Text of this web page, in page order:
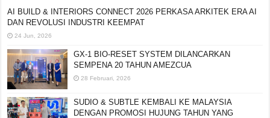
AI BUILD & INTERIORS CONNECT 2026 PERKASA ARKITEK ERA AI
DAN REVOLUSI INDUSTRI KEEMPAT
24 Jun, 2026
GX-1 BIO-RESET SYSTEM DILANCARKAN
SEMPENA 20 TAHUN AMEZCUA
28 Februari, 2026
SUDIO & SUBTLE KEMBALI KE MALAYSIA
DENGAN PROMOSI HUJUNG TAHUN YANG